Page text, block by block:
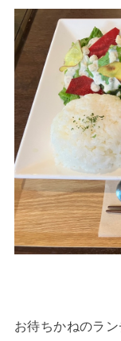
お待ちかねのラ